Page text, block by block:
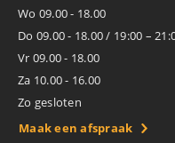
Wo 09.00 - 18.00
Do 09.00 - 18.00 / 19:00 –
Vr 09.00 - 18.00
Za 10.00 - 16.00
Zo gesloten
Maak een afspraak